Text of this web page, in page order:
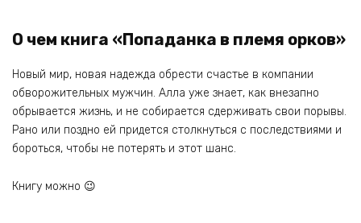
О чем книга «Попаданка в племя орков»
Новый мир, новая надежда обрести счастье в компании
обворожительных мужчин. Алла уже знает, как внезапно
обрывается жизнь, и не собирается сдерживать свои порывы.
Рано или поздно ей придется столкнуться с последствиями и
бороться, чтобы не потерять и этот шанс.
Книгу можно 😉